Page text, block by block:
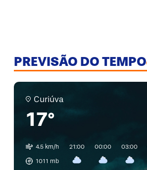
PREVISÃO DO TEMPO
Curiúva
17°
4.5 km/h
1011 mb
21:00 00:00 03:00